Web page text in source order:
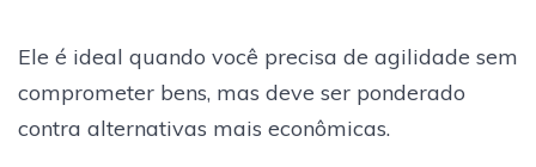
Ele é ideal quando você precisa de agilidade sem
comprometer bens, mas deve ser ponderado
contra alternativas mais econômicas.